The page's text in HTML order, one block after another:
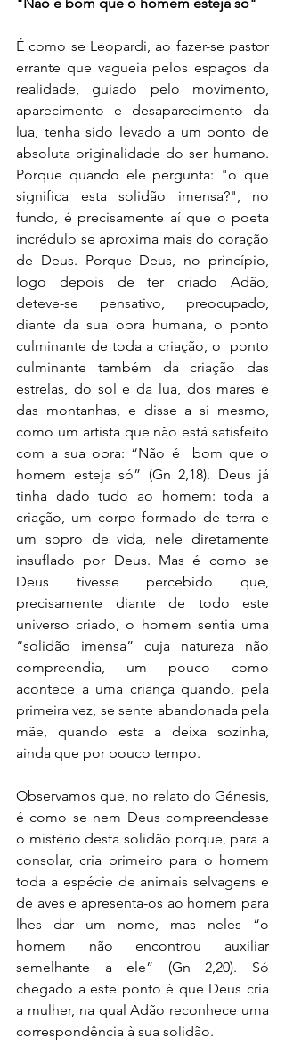
É como se Leopardi, ao fazer-se pastor
errante que vagueia pelos espaços da
realidade, guiado pelo movimento,
aparecimento e desaparecimento da
lua, tenha sido levado a um ponto de
absoluta originalidade do ser humano.
Porque quando ele pergunta: "o que
significa esta solidão imensa?", no
fundo, é precisamente aí que o poeta
incrédulo se aproxima mais do coração
de Deus. Porque Deus, no princípio,
logo depois de ter criado Adão,
deteve-se pensativo, preocupado,
diante da sua obra humana, o ponto
culminante de toda a criação, o  ponto
culminante também da criação das
estrelas, do sol e da lua, dos mares e
das montanhas, e disse a si mesmo,
como um artista que não está satisfeito
com a sua obra: “Não é  bom que o
homem esteja só” (Gn 2,18). Deus já
tinha dado tudo ao homem: toda a
criação, um corpo formado de terra e
um sopro de vida, nele diretamente
insuflado por Deus. Mas é como se
Deus tivesse percebido que,
precisamente diante de todo este
universo criado, o homem sentia uma
“solidão imensa” cuja natureza não
compreendia, um pouco como
acontece a uma criança quando, pela
primeira vez, se sente abandonada pela
mãe, quando esta a deixa sozinha,
ainda que por pouco tempo.
Observamos que, no relato do Génesis,
é como se nem Deus compreendesse
o mistério desta solidão porque, para a
consolar, cria primeiro para o homem
toda a espécie de animais selvagens e
de aves e apresenta-os ao homem para
lhes dar um nome, mas neles “o
homem não encontrou auxiliar
semelhante a ele” (Gn 2,20). Só
chegado a este ponto é que Deus cria
a mulher, na qual Adão reconhece uma
correspondência à sua solidão.